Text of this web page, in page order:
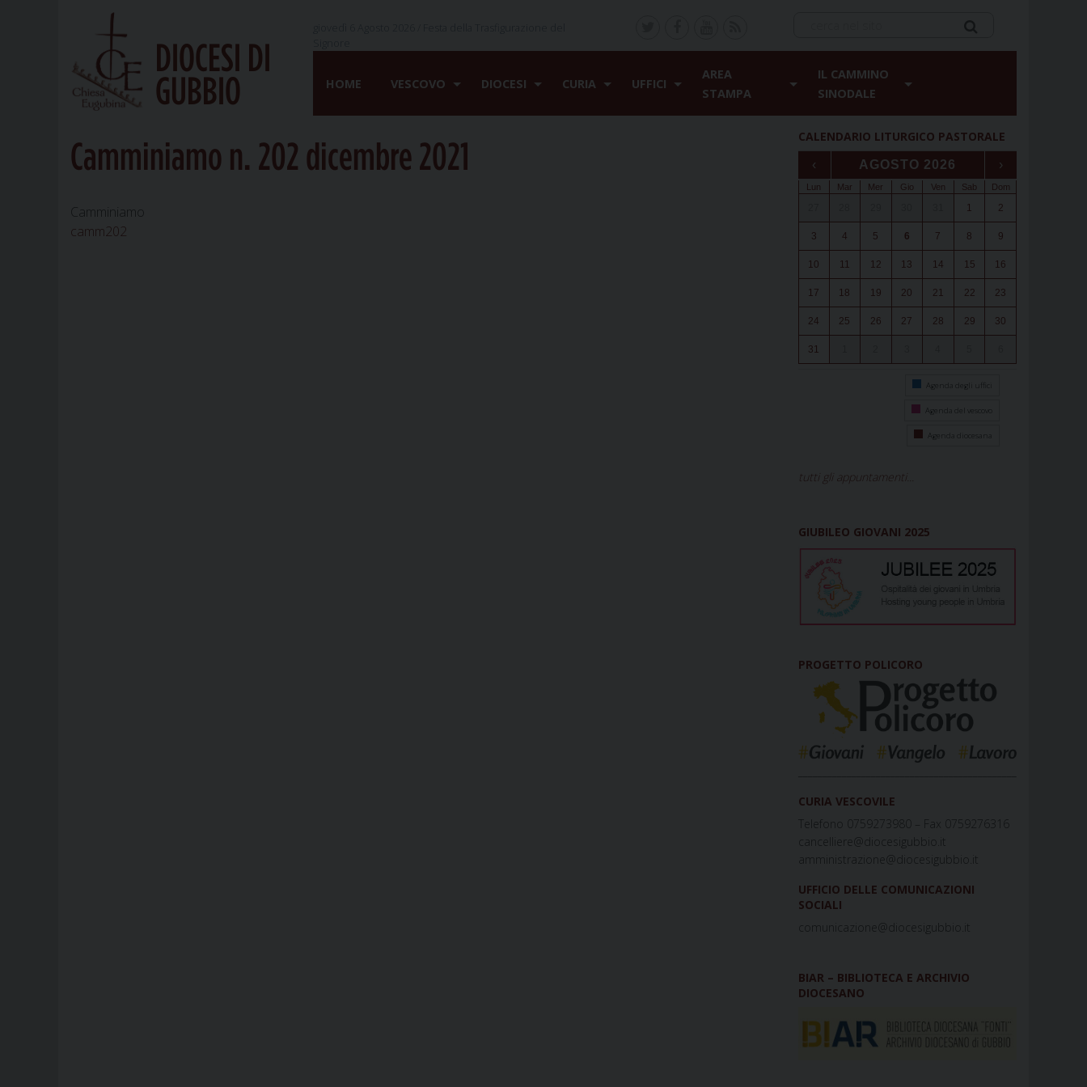
DIOCESI DI
GUBBIO
HOME VESCOVO DIOCESI CURIA UFFICI
AREA
STAMPA
IL CAMMINO
SINODALE
Camminiamo n. 202 dicembre 2021
Camminiamo
camm202
CALENDARIO LITURGICO PASTORALE
‹ AGOSTO 2026 ›
Lun Mar Mer Gio Ven Sab Dom
1 2
3 4 5 6 7 8 9
10 11 12 13 14 15 16
17 18 19 20 21 22 23
24 25 26 27 28 29 30
31
Agenda degli uffici
Agenda del vescovo
Agenda diocesana
tutti gli appuntamenti...
GIUBILEO GIOVANI 2025
PROGETTO POLICORO
CURIA VESCOVILE
Telefono 0759273980 – Fax 0759276316
cancelliere@diocesigubbio.it
amministrazione@diocesigubbio.it
UFFICIO DELLE COMUNICAZIONI
SOCIALI
comunicazione@diocesigubbio.it
BIAR – BIBLIOTECA E ARCHIVIO
DIOCESANO